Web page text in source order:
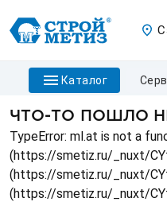
каталог
ЧТО-ТО ПОШЛО
TypeError: ml.at is not a
(https://smetiz.ru/_nuxt/
(https://smetiz.ru/_nuxt/
(https://smetiz.ru/_nuxt/